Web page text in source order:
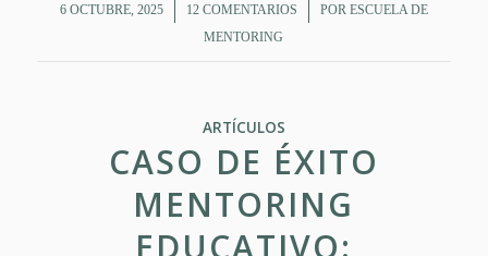
6 OCTUBRE, 2025
/ 12 COMENTARIOS
/ POR ESCUELA DE
MENTORING
ARTÍCULOS
CASO DE ÉXITO
MENTORING
EDUCATIVO: